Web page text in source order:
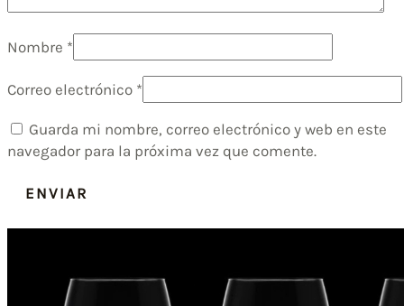
Nombre *
Correo electrónico *
Guarda mi nombre, correo electrónico y web en este
navegador para la próxima vez que comente.